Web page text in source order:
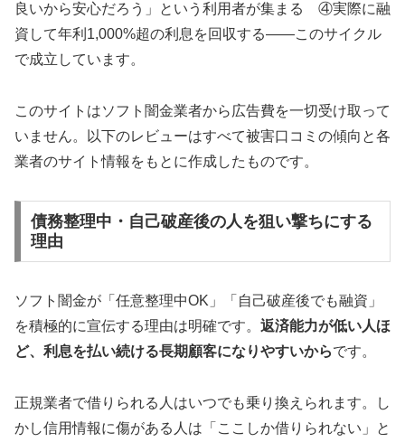
良いから安心だろう」という利用者が集まる ④実際に融
資して年利1,000%超の利息を回収する——このサイクル
で成立しています。
このサイトはソフト闇金業者から広告費を一切受け取って
いません。以下のレビューはすべて被害口コミの傾向と各
業者のサイト情報をもとに作成したものです。
債務整理中・自己破産後の人を狙い撃ちにする
理由
ソフト闇金が「任意整理中OK」「自己破産後でも融資」
を積極的に宣伝する理由は明確です。 返済能力が低い人ほ
ど、利息を払い続ける長期顧客になりやすいからです。
正規業者で借りられる人はいつでも乗り換えられます。し
かし信用情報に傷がある人は「ここしか借りられない」と